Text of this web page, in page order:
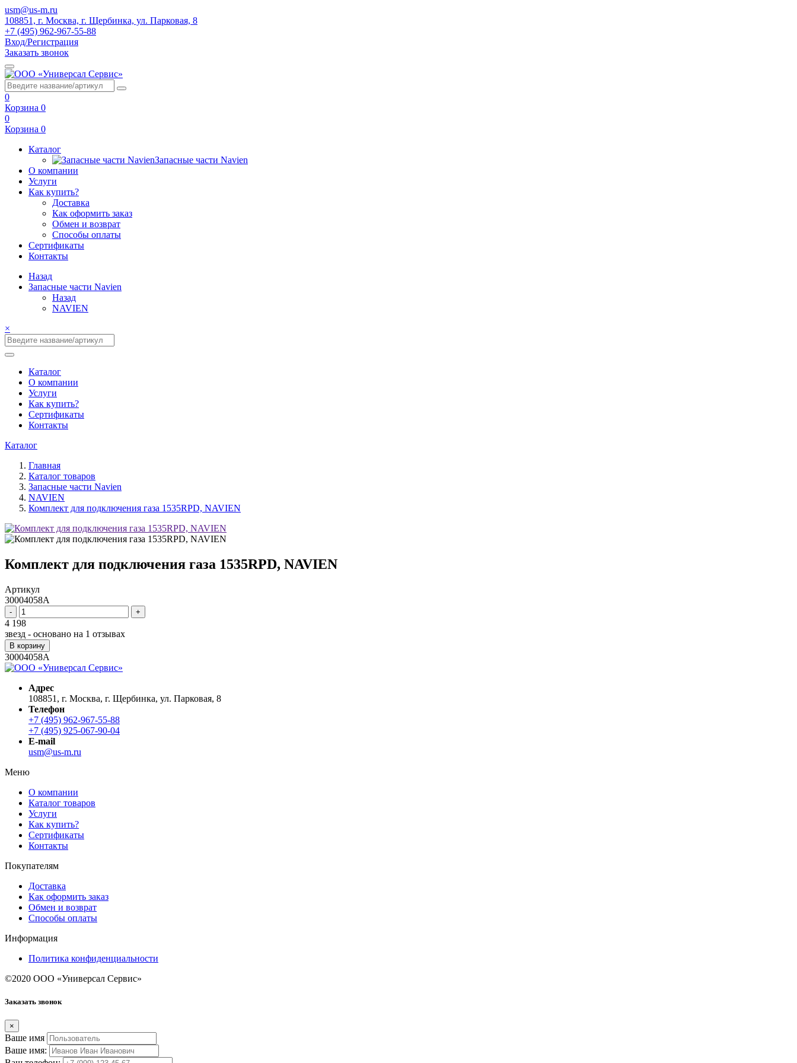
usm@us-m.ru
108851, г. Москва, г. Щербинка, ул. Парковая, 8
+7 (495) 962-967-55-88
Вход/Регистрация
Заказать звонок
0
Корзина 0
0
Корзина 0
Каталог
Запасные части Navien
О компании
Услуги
Как купить?
Доставка
Как оформить заказ
Обмен и возврат
Способы оплаты
Сертификаты
Контакты
Назад
Запасные части Navien
Назад
NAVIEN
×
Каталог
О компании
Услуги
Как купить?
Сертификаты
Контакты
Каталог
Главная
Каталог товаров
Запасные части Navien
NAVIEN
Комплект для подключения газа 1535RPD, NAVIEN
Комплект для подключения газа 1535RPD, NAVIEN
Артикул
30004058A
- +
4 198
звезд - основано на 1 отзывах
В корзину
30004058A
Адрес
108851, г. Москва, г. Щербинка, ул. Парковая, 8
Телефон
+7 (495) 962-967-55-88
+7 (495) 925-067-90-04
E-mail
usm@us-m.ru
Меню
О компании
Каталог товаров
Услуги
Как купить?
Сертификаты
Контакты
Покупателям
Доставка
Как оформить заказ
Обмен и возврат
Способы оплаты
Информация
Политика конфиденциальности
©2020 ООО «Универсал Сервис»
Заказать звонок
×
Ваше имя
Ваше имя: